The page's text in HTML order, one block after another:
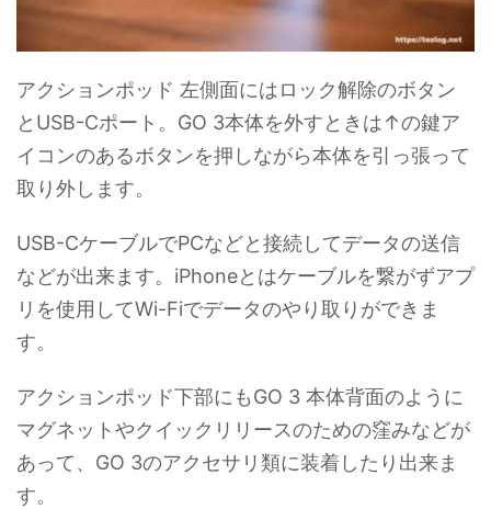
アクションポッド 左側面にはロック解除のボタン
とUSB-Cポート。GO 3本体を外すときは↑の鍵ア
イコンのあるボタンを押しながら本体を引っ張って
取り外します。
USB-CケーブルでPCなどと接続してデータの送信
などが出来ます。iPhoneとはケーブルを繋がずアプ
リを使用してWi-Fiでデータのやり取りができま
す。
アクションポッド下部にもGO 3 本体背面のように
マグネットやクイックリリースのための窪みなどが
あって、GO 3のアクセサリ類に装着したり出来ま
す。